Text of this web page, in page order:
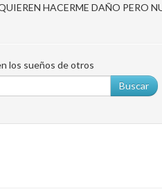
HACERME DAÑO PERO
los sueños de otros
Buscar